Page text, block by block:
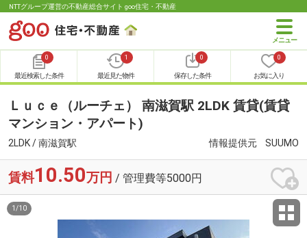
NTTグループ運営の不動産総合サイト goo住宅・不動産
0
最近検索した条件
1
最近見た物件
0
保存した条件
0
お気に入り
Ｌｕｃｅ（ルーチェ） 南滋賀駅 2LDK 賃貸(賃貸
マンション・アパート)
2LDK / 南滋賀駅 情報提供元 SUUMO
賃料10.50万円 / 管理費等5000円
1 /10